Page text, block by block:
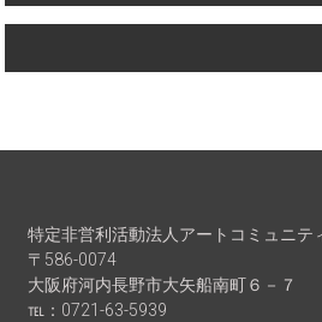
navigation
特定非営利活動法人アートコミュニテ
〒586-0074
大阪府河内長野市大矢船南町６－７
℡：0721-63-5939